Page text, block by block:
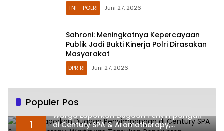
TNI - POLRI Juni 27, 2026
Sahroni: Meningkatnya Kepercayaan
Publik Jadi Bukti Kinerja Polri Dirasakan
Masyarakat
DPR RI Juni 27, 2026
Populer Pos
1
Warga Laporkan Dugaan Penyimpangan
di Century SPA & Aromatherapy,